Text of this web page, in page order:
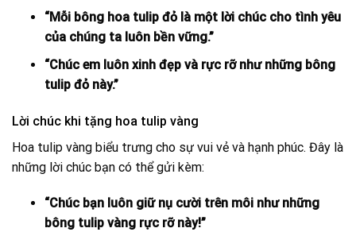
“Mỗi bông hoa tulip đỏ là một lời chúc cho tình yêu
của chúng ta luôn bền vững.”
“Chúc em luôn xinh đẹp và rực rỡ như những bông
tulip đỏ này.”
Lời chúc khi tặng hoa tulip vàng
Hoa tulip vàng biểu trưng cho sự vui vẻ và hạnh phúc. Đây là
những lời chúc bạn có thể gửi kèm:
“Chúc bạn luôn giữ nụ cười trên môi như những
bông tulip vàng rực rỡ này!”